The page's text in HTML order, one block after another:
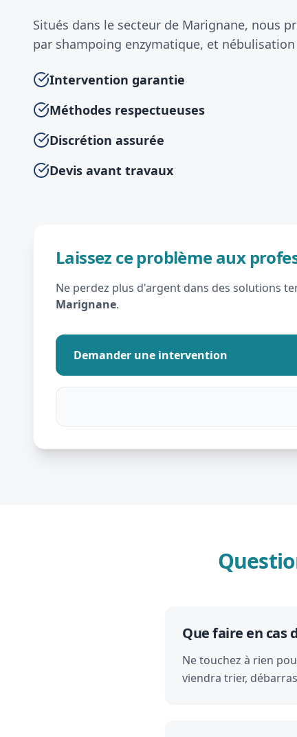
Situés dans le secteur de Marignane, nous
par shampoing enzymatique, et
Intervention garantie
Méthodes respectueuses
Discrétion assurée
Devis avant travaux
Laissez ce problème aux
Ne perdez plus d'argent dans des solutions
Marignane.
Demander une intervention
Que faire en cas
Ne touchez à rien
viendra trier,